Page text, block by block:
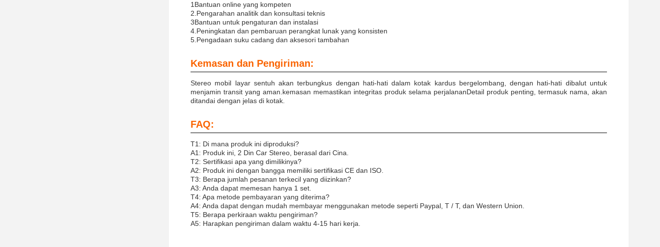
1Bantuan online yang kompeten
2.Pengarahan analitik dan konsultasi teknis
3Bantuan untuk pengaturan dan instalasi
4.Peningkatan dan pembaruan perangkat lunak yang konsisten
5.Pengadaan suku cadang dan aksesori tambahan
Kemasan dan Pengiriman:
Stereo mobil layar sentuh akan terbungkus dengan hati-hati dalam kotak kardus bergelombang, dengan hati-hati dibalut untuk
menjamin transit yang aman.kemasan memastikan integritas produk selama perjalananDetail produk penting, termasuk nama, akan
ditandai dengan jelas di kotak.
FAQ:
T1: Di mana produk ini diproduksi?
A1: Produk ini, 2 Din Car Stereo, berasal dari Cina.
T2: Sertifikasi apa yang dimilikinya?
A2: Produk ini dengan bangga memiliki sertifikasi CE dan ISO.
T3: Berapa jumlah pesanan terkecil yang diizinkan?
A3: Anda dapat memesan hanya 1 set.
T4: Apa metode pembayaran yang diterima?
A4: Anda dapat dengan mudah membayar menggunakan metode seperti Paypal, T / T, dan Western Union.
T5: Berapa perkiraan waktu pengiriman?
A5: Harapkan pengiriman dalam waktu 4-15 hari kerja.